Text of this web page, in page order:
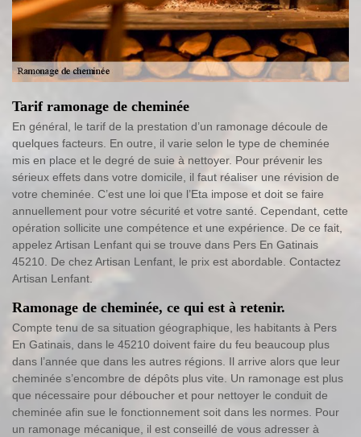
Tarif ramonage de cheminée
En général, le tarif de la prestation d’un ramonage découle de
quelques facteurs. En outre, il varie selon le type de cheminée
mis en place et le degré de suie à nettoyer. Pour prévenir les
sérieux effets dans votre domicile, il faut réaliser une révision de
votre cheminée. C’est une loi que l’Eta impose et doit se faire
annuellement pour votre sécurité et votre santé. Cependant, cette
opération sollicite une compétence et une expérience. De ce fait,
appelez Artisan Lenfant qui se trouve dans Pers En Gatinais
45210. De chez Artisan Lenfant, le prix est abordable. Contactez
Artisan Lenfant.
Ramonage de cheminée, ce qui est à retenir.
Compte tenu de sa situation géographique, les habitants à Pers
En Gatinais, dans le 45210 doivent faire du feu beaucoup plus
dans l’année que dans les autres régions. Il arrive alors que leur
cheminée s’encombre de dépôts plus vite. Un ramonage est plus
que nécessaire pour déboucher et pour nettoyer le conduit de
cheminée afin sue le fonctionnement soit dans les normes. Pour
un ramonage mécanique, il est conseillé de vous adresser à